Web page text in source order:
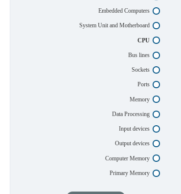
Embedded Computers
System Unit and Motherboard
CPU
Bus lines
Sockets
Ports
Memory
Data Processing
Input devices
Output devices
Computer Memory
Primary Memory